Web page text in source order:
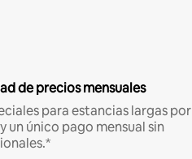
de precios mensuales
para estancias largas por
un único pago mensual sin